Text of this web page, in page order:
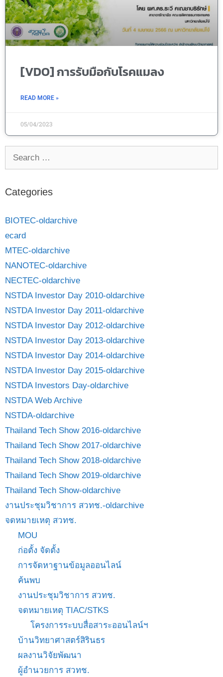
[VDO] การรับมือกับโรคแมลง
READ MORE »
05/04/2023
Categories
BIOTEC-oldarchive
ecard
MTEC-oldarchive
NANOTEC-oldarchive
NECTEC-oldarchive
NSTDA Investor Day 2010-oldarchive
NSTDA Investor Day 2011-oldarchive
NSTDA Investor Day 2012-oldarchive
NSTDA Investor Day 2013-oldarchive
NSTDA Investor Day 2014-oldarchive
NSTDA Investor Day 2015-oldarchive
NSTDA Investors Day-oldarchive
NSTDA Web Archive
NSTDA-oldarchive
Thailand Tech Show 2016-oldarchive
Thailand Tech Show 2017-oldarchive
Thailand Tech Show 2018-oldarchive
Thailand Tech Show 2019-oldarchive
Thailand Tech Show-oldarchive
งานประชุมวิชาการ สวทช.-oldarchive
จดหมายเหตุ สวทช.
MOU
ก่อตั้ง จัดตั้ง
การจัดหาฐานข้อมูลออนไลน์
ค้นพบ
งานประชุมวิชาการ สวทช.
จดหมายเหตุ TIAC/STKS
โครงการระบบสื่อสาระออนไลน์ฯ
บ้านวิทยาศาสตร์สิรินธร
ผลงานวิจัยพัฒนา
ผู้อำนวยการ สวทช.